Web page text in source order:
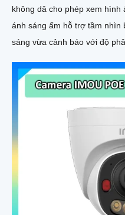
không dâ cho phép xem
ánh sáng ấm hỗ trợ tầm nhìn
sáng vừa cảnh báo với độ